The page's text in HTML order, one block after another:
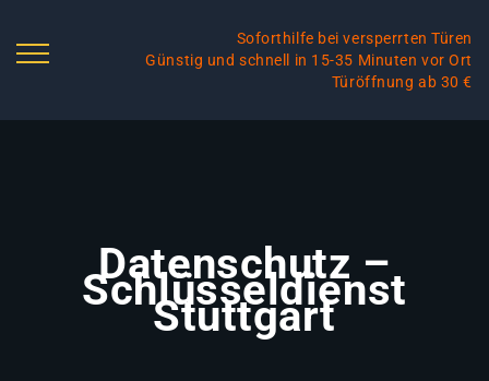
Soforthilfe bei versperrten Türen
Günstig und schnell in 15-35 Minuten vor Ort
Türöffnung ab 30 €
Datenschutz –
Schlüsseldienst
Stuttgart